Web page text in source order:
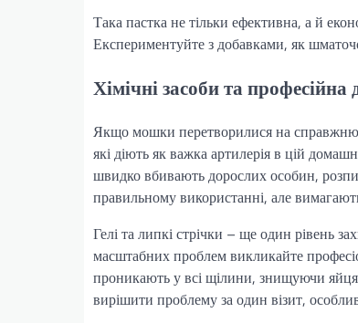
Така пастка не тільки ефективна, а й
Експериментуйте з добавками, як
Хімічні засоби та професійна
Якщо мошки перетворилися на справжню
які діють як важка артилерія в цій
швидко вбивають дорослих особин,
правильному використанні, але
Гелі та липкі стрічки – ще один рівень
масштабних проблем викликайте
проникають у всі щілини, знищуючи
вирішити проблему за один візит,